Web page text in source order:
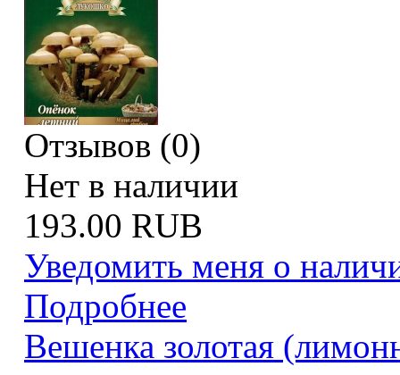
Отзывов (0)
Нет в наличии
193.00 RUB
Уведомить меня о
Подробнее
Вешенка золотая